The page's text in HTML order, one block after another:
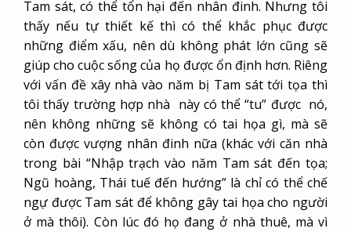
Tam sát, có thể tổn hại đến nhân đinh. Nhưng tôi
thấy nếu tự thiết kế thì có thể khắc phục được
những điểm xấu, nên dù không phát lớn cũng sẽ
giúp cho cuộc sống của họ được ổn định hơn. Riêng
với vấn đề xây nhà vào năm bị Tam sát tới tọa thì
tôi thấy trường hợp nhà này có thể “tu” được nó,
nên không những sẽ không có tai họa gì, mà sẽ
còn được vượng nhân đinh nữa (khác với căn nhà
trong bài “Nhập trạch vào năm Tam sát đến tọa;
Ngũ hoàng, Thái tuế đến hướng” là chỉ có thể chế
ngự được Tam sát để không gây tai họa cho người
ở mà thôi). Còn lúc đó họ đang ở nhà thuê, mà vì